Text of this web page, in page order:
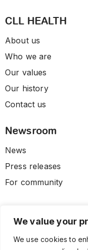
We value your
We use cookies to
CLL HEALTH
About us
Who we are
Our values
Our history
Contact us
Newsroom
News
Press releases
For community